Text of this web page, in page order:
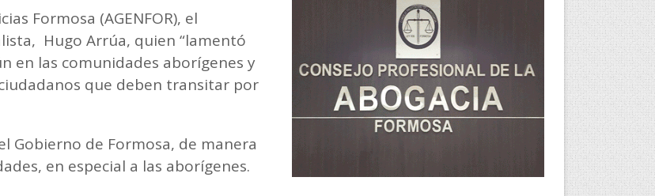
Formosa (AGENFOR), el
Hugo Arrúa, quien “lamentó
en las comunidades aborígenes y
que deben transitar por
Gobierno de Formosa, de manera
en especial a las aborígenes.